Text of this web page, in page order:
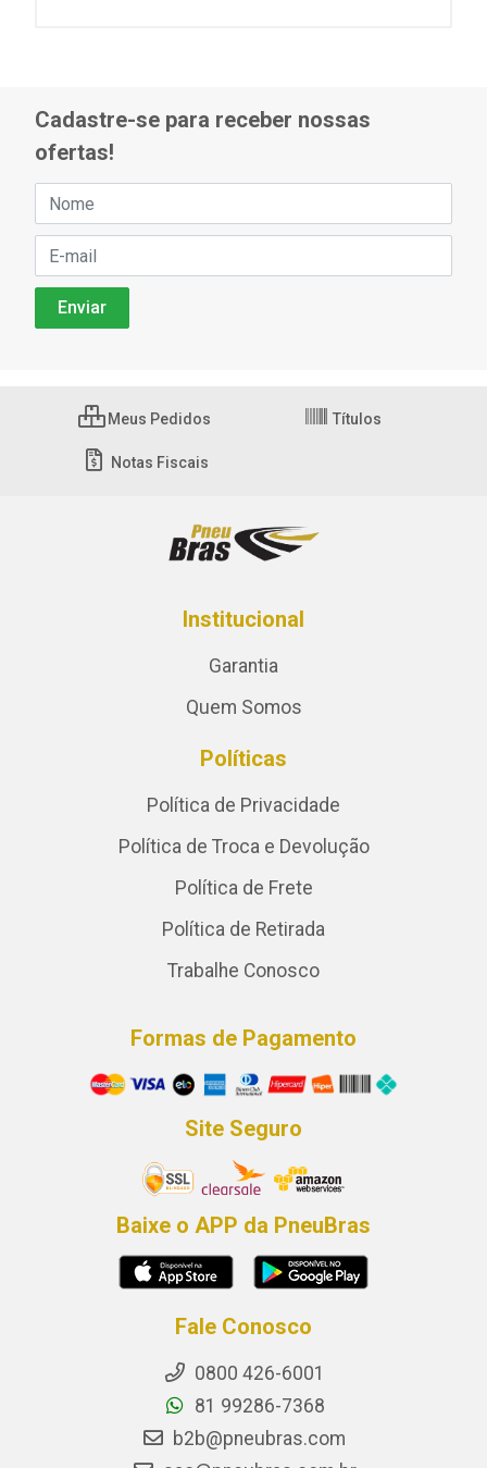
Cadastre-se para receber nossas
ofertas!
Meus Pedidos Títulos
Notas Fiscais
Institucional
Garantia
Quem Somos
Políticas
Política de Privacidade
Política de Troca e Devolução
Política de Frete
Política de Retirada
Trabalhe Conosco
Formas de Pagamento
Site Seguro
Baixe o APP da PneuBras
Fale Conosco
0800 426-6001
81 99286-7368
b2b@pneubras.com